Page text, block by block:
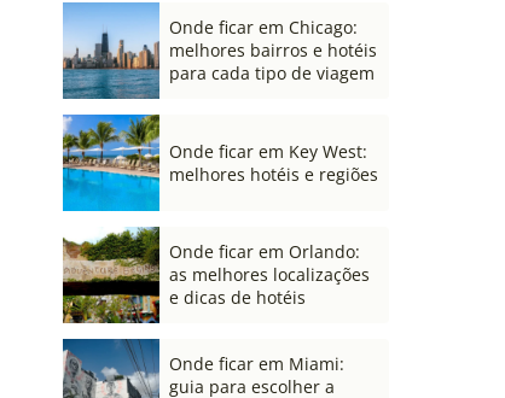
Onde ficar em Chicago:
melhores bairros e hotéis
para cada tipo de viagem
Onde ficar em Key West:
melhores hotéis e regiões
Onde ficar em Orlando:
as melhores localizações
e dicas de hotéis
Onde ficar em Miami:
guia para escolher a